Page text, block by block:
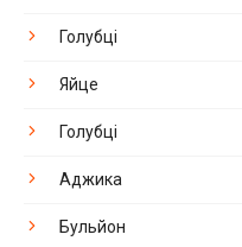
Голубці
Яйце
Голубці
Аджика
Бульйон